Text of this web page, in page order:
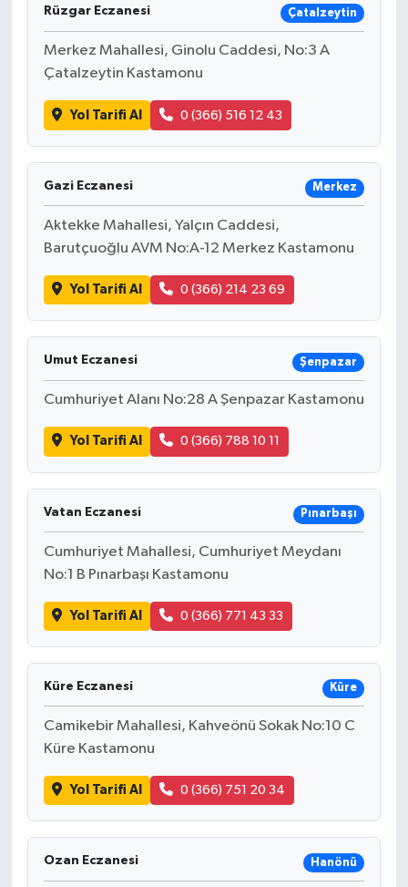
Rüzgar Eczanesi Çatalzeytin
Merkez Mahallesi, Ginolu Caddesi, No:3 A
Çatalzeytin Kastamonu
Yol Tarifi Al 0 (366) 516 12 43
Gazi Eczanesi Merkez
Aktekke Mahallesi, Yalçın Caddesi,
Barutçuoğlu AVM No:A-12 Merkez Kastamonu
Yol Tarifi Al 0 (366) 214 23 69
Umut Eczanesi Şenpazar
Cumhuriyet Alanı No:28 A Şenpazar Kastamonu
Yol Tarifi Al 0 (366) 788 10 11
Vatan Eczanesi Pınarbaşı
Cumhuriyet Mahallesi, Cumhuriyet Meydanı
No:1 B Pınarbaşı Kastamonu
Yol Tarifi Al 0 (366) 771 43 33
Küre Eczanesi Küre
Camikebir Mahallesi, Kahveönü Sokak No:10 C
Küre Kastamonu
Yol Tarifi Al 0 (366) 751 20 34
Ozan Eczanesi Hanönü